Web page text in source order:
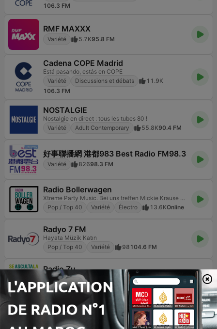
106.3 FM
RMF MAXXX
Variété 5.7K95.8 FM
Cadena COPE Madrid
Está pasando, estás en COPE
Variété
Discussions et débats
11.9K
106.3 FM
NOSTALGIE
Nostalgie en direct : tous les tubes 80 !
Variété
Adult Contemporary 55.8K90.4 FM
好事聯播網 港都983 Best Radio FM98.3
Variété 82698.3 FM
Radio Bollerwagen
Xtreme Party Music. Bei uns treffen Mickie Krause und Peter Wackel auf AC/DC und Scooter. Viel Spaß
Pop / Top 40
Variété Électro 13.6KOnline
Radyo 7 FM
Hayata Müzik Katın
Pop / Top 40
Variété 98 104.6 FM
Radio Zu
Hiturile se asculta la ZU
Variété
Adult Contemporary 1.2K89.0 FM
Radio 357
The best address in the world
Rock
Jazz 13.1KOnline